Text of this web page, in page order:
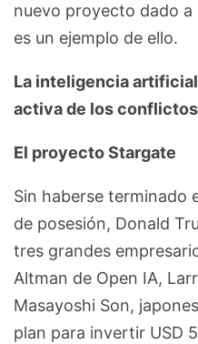
nuevo proyecto dado
es un ejemplo de ello.
La inteligencia
activa de los
El proyecto Stargate
Sin haberse terminado
de posesión, Donald
tres grandes
Altman de Open IA,
Masayoshi Son,
plan para invertir USD